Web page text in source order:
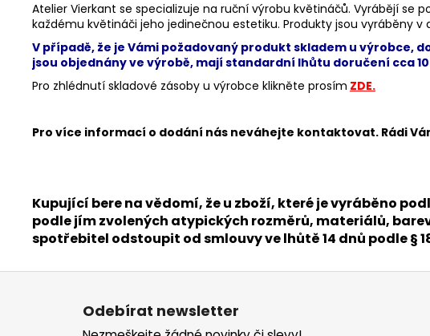
Atelier Vierkant se specializuje na ruční výrobu květináčů. Vyrábějí se
každému květináči jeho jedinečnou estetiku. Produkty jsou vyráběny v
V případě, že je Vámi požadovaný produkt skladem u výrobce,
jsou objednány ve výrobě, mají standardní lhůtu doručení cca
Pro zhlédnutí skladové zásoby u výrobce klikněte prosím ZDE.
Pro více informací o dodání nás neváhejte kontaktovat. Rádi
Kupující bere na vědomí, že u zboží, které je vyráběno
podle jím zvolených atypických rozměrů, materiálů,
spotřebitel odstoupit od smlouvy ve lhůtě 14 dnů podle §
Z
Odebírat newsletter